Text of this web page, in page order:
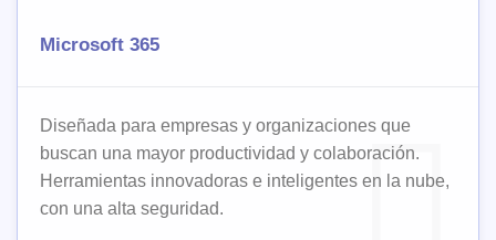
Microsoft 365
Diseñada para empresas y organizaciones que
buscan una mayor productividad y colaboración.
Herramientas innovadoras e inteligentes en la nube,
con una alta seguridad.